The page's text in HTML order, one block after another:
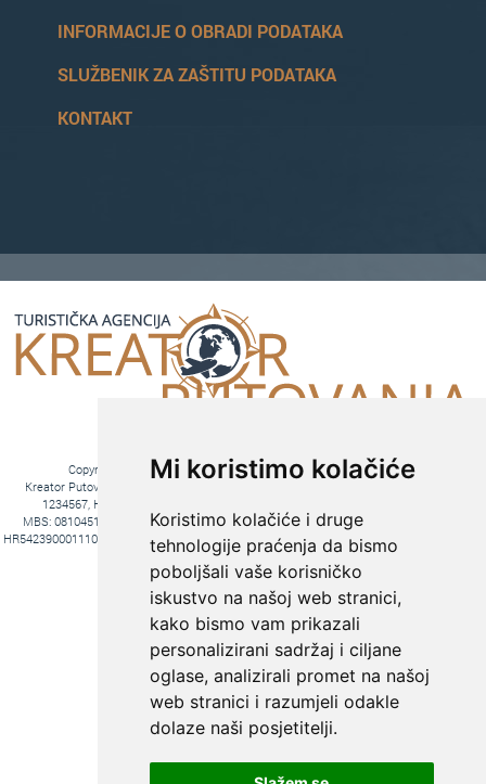
Mi koristimo kolačiće
Koristimo kolačiće i druge
tehnologije praćenja da bismo
poboljšali vaše korisničko
iskustvo na našoj web stranici,
kako bismo vam prikazali
personalizirani sadržaj i ciljane
oglase, analizirali promet na našoj
web stranici i razumjeli odakle
dolaze naši posjetitelji.
INFORMACIJE O OBRADI PODATAKA
SLUŽBENIK ZA ZAŠTITU PODATAKA
KONTAKT
Copyright © 2016. Kreator Putovanja d.o.o. – Sva prava zadržana
Kreator Putovanja d.o.o. turistička agencija, Jakova Gotovca 6, 10000 Zagreb, MB:
1234567, HR-AB-01-081045102, OIB:44590047047, Trgovački sud u Zagrebu,
MBS: 081045102, Hrvatska Poštanska Banka d.d. Jurišićeva 4, 10000 Zagreb, IBAN
HR5423900011100969366, temeljni kapital 20.000,00 kn uplaćeno u cijelosti, direktori Ana
Pavlović i Hrvoje Bažon, Voditelj poslova Hrvoje Bažon
Fiksni tečaj konverzije: 1€ = 7,53450 kn